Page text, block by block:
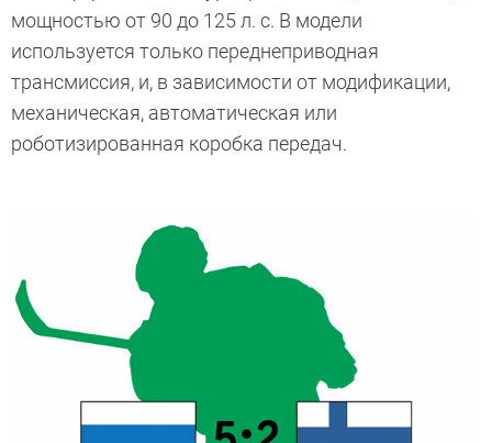
мощностью от 90 до 125 л. с. В модели
используется только переднеприводная
трансмиссия, и, в зависимости от модификации,
механическая, автоматическая или
роботизированная коробка передач.